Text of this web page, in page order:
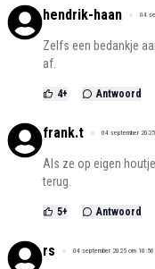
hendrik-haan 04
Zelfs een bedankje
af.
4+ Antwoord
frank.t 04 september
Als ze op eigen
terug.
5+ Antwoord
rs 04 september 2025 om 10:56